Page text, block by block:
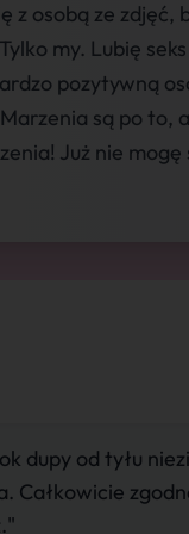
z osobą ze zdjęć,
my. Lubię
pozytywną
są po to,
Już nie
dupy od tyłu
Całkowicie